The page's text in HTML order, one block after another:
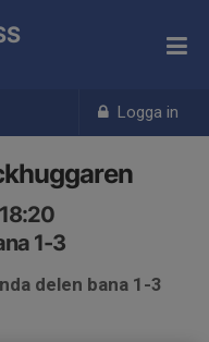
Logga in
1-3
delen bana 1-3